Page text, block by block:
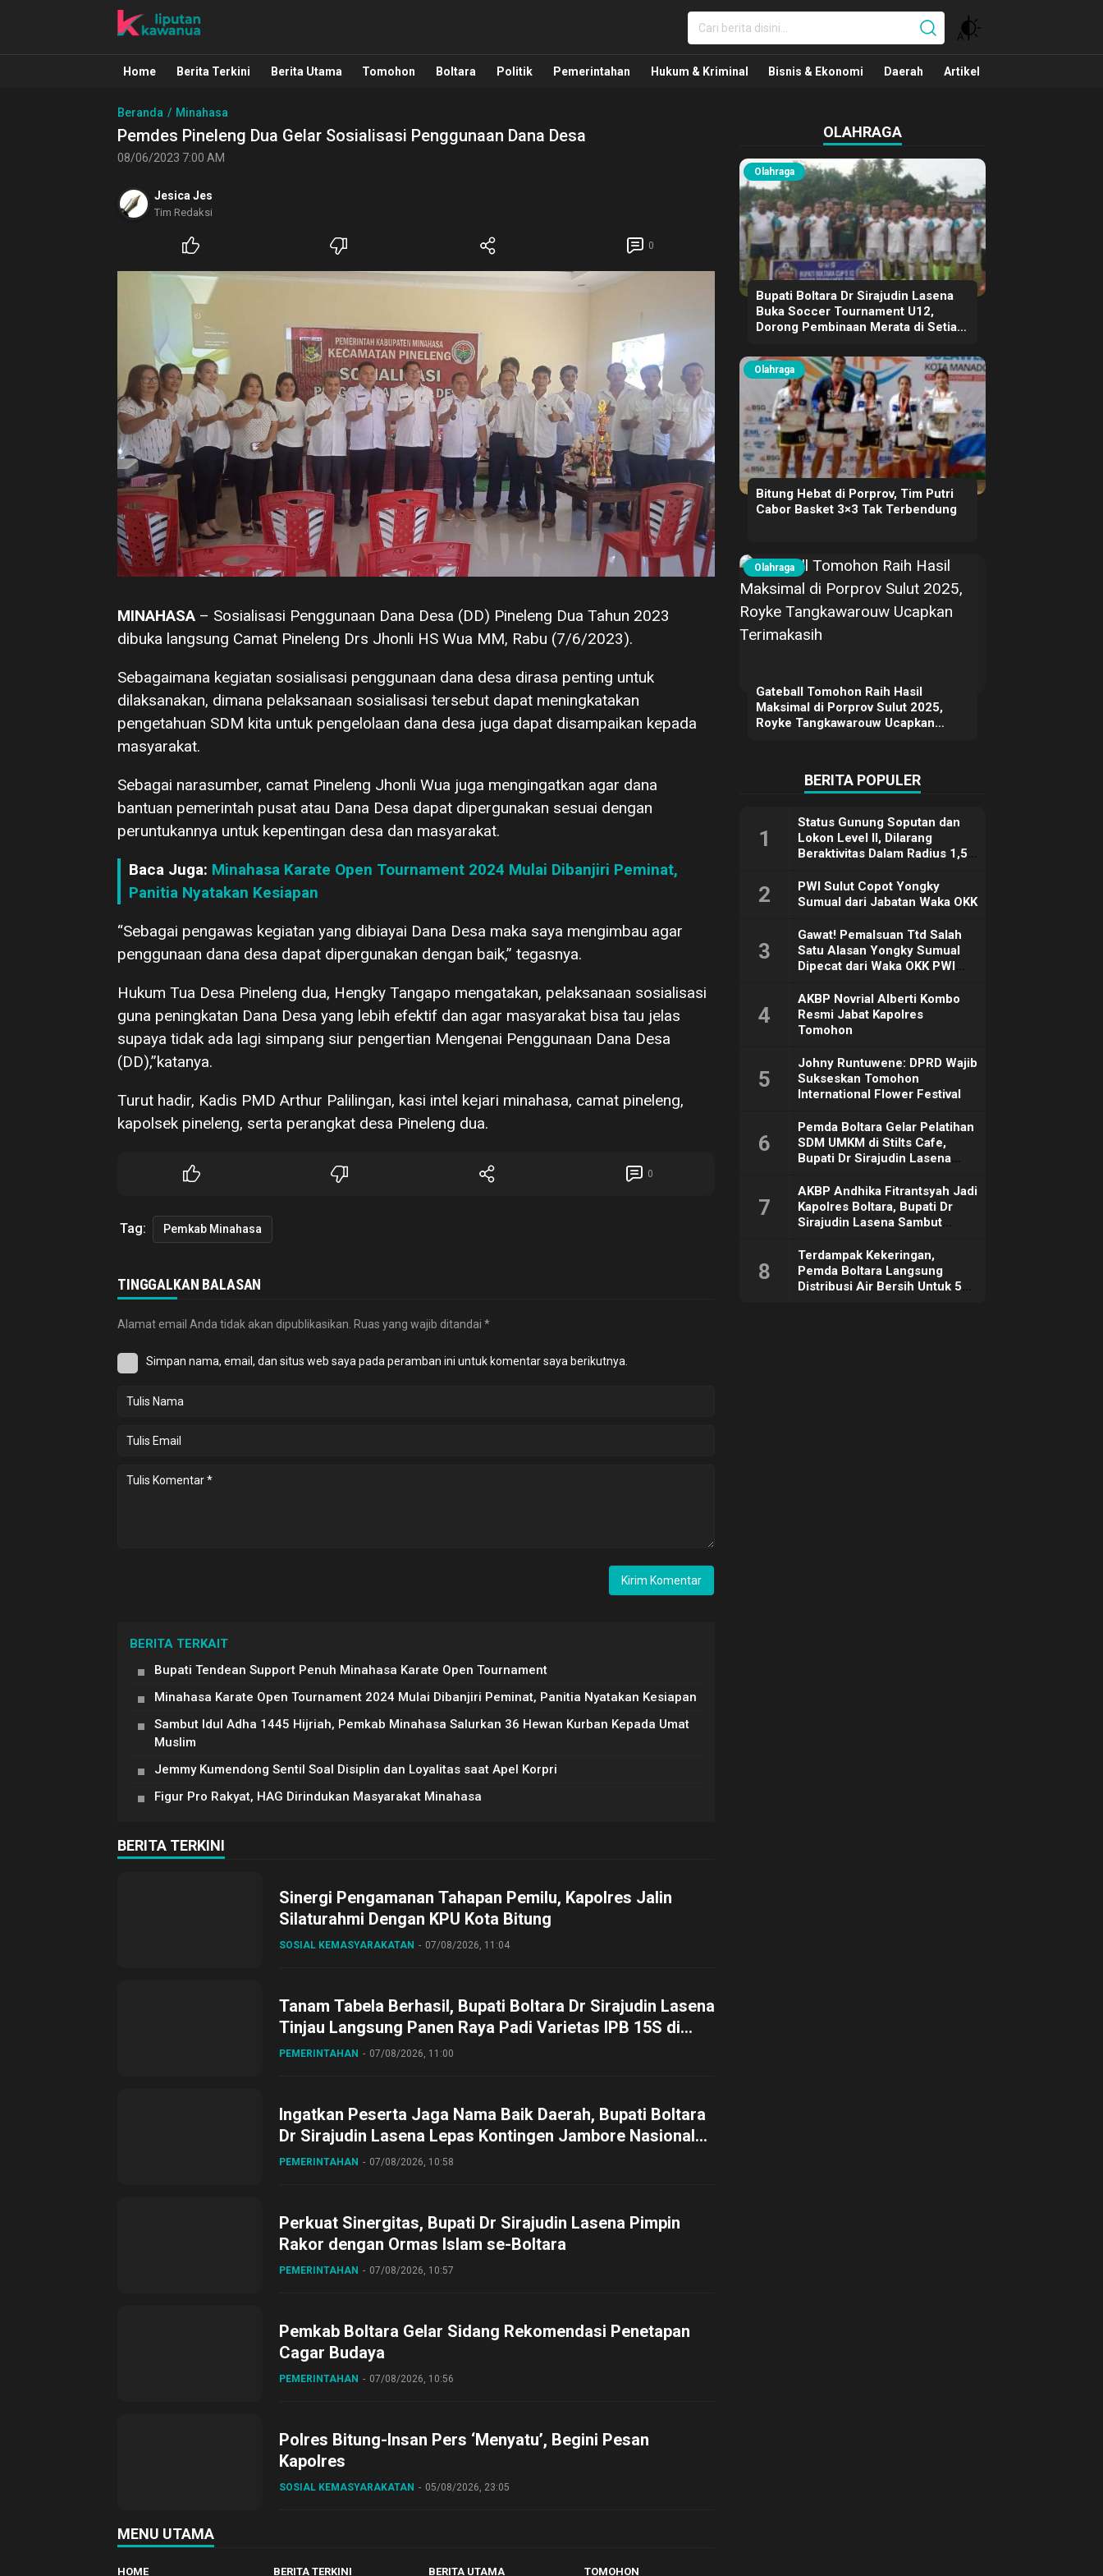
Liputan Kawanua
Berita Manado, Sulawesi Utara, Kawanua, Politik, Pemerintahan, Hukum Kriminal dan Nasional
Home Berita Terkini Berita Utama Tomohon Boltara Politik Pemerintahan Hukum & Kriminal Bisnis & Ekonomi Daerah Artikel
Beranda Minahasa
Pemdes Pineleng Dua Gelar Sosialisasi Penggunaan Dana Desa
08/06/2023 7:00 AM
Jesica Jes
Tim Redaksi
0
MINAHASA – Sosialisasi Penggunaan Dana Desa (DD) Pineleng Dua Tahun 2023
dibuka langsung Camat Pineleng Drs Jhonli HS Wua MM, Rabu (7/6/2023).
Sebagaimana kegiatan sosialisasi penggunaan dana desa dirasa penting untuk
dilaksanakan, dimana pelaksanaan sosialisasi tersebut dapat meningkatakan
pengetahuan SDM kita untuk pengelolaan dana desa juga dapat disampaikan kepada
masyarakat.
Sebagai narasumber, camat Pineleng Jhonli Wua juga mengingatkan agar dana
bantuan pemerintah pusat atau Dana Desa dapat dipergunakan sesuai dengan
peruntukannya untuk kepentingan desa dan masyarakat.
Baca Juga: Minahasa Karate Open Tournament 2024 Mulai Dibanjiri Peminat,
Panitia Nyatakan Kesiapan
“Sebagai pengawas kegiatan yang dibiayai Dana Desa maka saya mengimbau agar
penggunaan dana desa dapat dipergunakan dengan baik,” tegasnya.
Hukum Tua Desa Pineleng dua, Hengky Tangapo mengatakan, pelaksanaan sosialisasi
guna peningkatan Dana Desa yang lebih efektif dan agar masyarakat bisa tau jelas
supaya tidak ada lagi simpang siur pengertian Mengenai Penggunaan Dana Desa
(DD),”katanya.
Turut hadir, Kadis PMD Arthur Palilingan, kasi intel kejari minahasa, camat pineleng,
kapolsek pineleng, serta perangkat desa Pineleng dua.
0
Tag: Pemkab Minahasa
TINGGALKAN BALASAN
Alamat email Anda tidak akan dipublikasikan. Ruas yang wajib ditandai *
Simpan nama, email, dan situs web saya pada peramban ini untuk komentar saya berikutnya.
BERITA TERKAIT
Bupati Tendean Support Penuh Minahasa Karate Open Tournament
Minahasa Karate Open Tournament 2024 Mulai Dibanjiri Peminat, Panitia Nyatakan Kesiapan
Sambut Idul Adha 1445 Hijriah, Pemkab Minahasa Salurkan 36 Hewan Kurban Kepada Umat
Muslim
Jemmy Kumendong Sentil Soal Disiplin dan Loyalitas saat Apel Korpri
Figur Pro Rakyat, HAG Dirindukan Masyarakat Minahasa
BERITA TERKINI
Sinergi Pengamanan Tahapan Pemilu, Kapolres Jalin
Silaturahmi Dengan KPU Kota Bitung
SOSIAL KEMASYARAKATAN 07/08/2026, 11:04
Tanam Tabela Berhasil, Bupati Boltara Dr Sirajudin Lasena
Tinjau Langsung Panen Raya Padi Varietas IPB 15S di
Desa Gihang
PEMERINTAHAN 07/08/2026, 11:00
Ingatkan Peserta Jaga Nama Baik Daerah, Bupati Boltara
Dr Sirajudin Lasena Lepas Kontingen Jambore Nasional
ke XII di Buperta Cibubur
PEMERINTAHAN 07/08/2026, 10:58
Perkuat Sinergitas, Bupati Dr Sirajudin Lasena Pimpin
Rakor dengan Ormas Islam se-Boltara
PEMERINTAHAN 07/08/2026, 10:57
Pemkab Boltara Gelar Sidang Rekomendasi Penetapan
Cagar Budaya
PEMERINTAHAN 07/08/2026, 10:56
Polres Bitung-Insan Pers ‘Menyatu’, Begini Pesan
Kapolres
SOSIAL KEMASYARAKATAN 05/08/2026, 23:05
MENU UTAMA
HOME BERITA TERKINI BERITA UTAMA TOMOHON
OLAHRAGA
Olahraga
Bupati Boltara Dr Sirajudin Lasena
Buka Soccer Tournament U12,
Dorong Pembinaan Merata di Setiap
Olahraga
Bitung Hebat di Porprov, Tim Putri
Cabor Basket 3×3 Tak Terbendung
Olahraga
Gateball Tomohon Raih Hasil
Maksimal di Porprov Sulut 2025,
Royke Tangkawarouw Ucapkan
BERITA POPULER
1
Status Gunung Soputan dan
Lokon Level II, Dilarang
Beraktivitas Dalam Radius 1,5
2
PWI Sulut Copot Yongky
Sumual dari Jabatan Waka OKK
3
Gawat! Pemalsuan Ttd Salah
Satu Alasan Yongky Sumual
Dipecat dari Waka OKK PWI
4
AKBP Novrial Alberti Kombo
Resmi Jabat Kapolres
Tomohon
5
Johny Runtuwene: DPRD Wajib
Sukseskan Tomohon
International Flower Festival
6
Pemda Boltara Gelar Pelatihan
SDM UMKM di Stilts Cafe,
Bupati Dr Sirajudin Lasena
Dorong Ekonomi Daerah
7
AKBP Andhika Fitrantsyah Jadi
Kapolres Boltara, Bupati Dr
Sirajudin Lasena Sambut
8
Terdampak Kekeringan,
Pemda Boltara Langsung
Distribusi Air Bersih Untuk 50